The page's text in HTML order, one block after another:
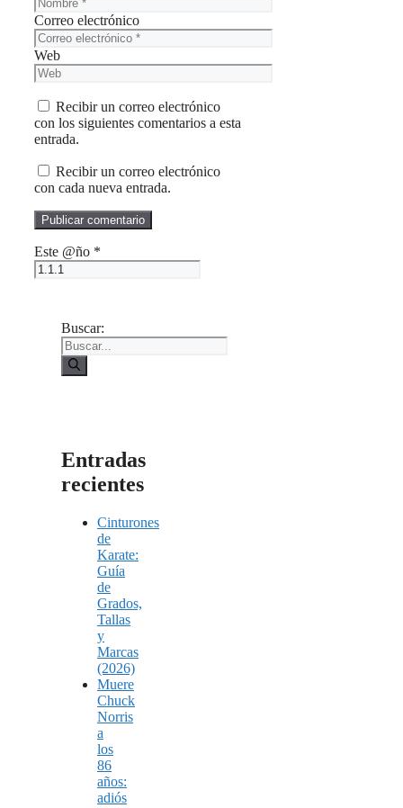
Correo electrónico
Web
Recibir un correo electrónico
con los siguientes comentarios a esta
entrada.
Recibir un correo electrónico
con cada nueva entrada.
Este @ño *
Buscar:
Entradas
recientes
Cinturones
de
Karate:
Guía
de
Grados,
Tallas
y
Marcas
(2026)
Muere
Chuck
Norris
a
los
86
años:
adiós